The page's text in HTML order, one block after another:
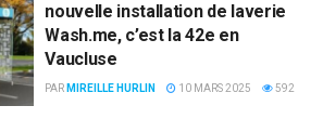
nouvelle installation de laverie
Wash.me, c’est la 42e en
Vaucluse
PAR MIREILLE HURLIN 10 MARS 2025 592